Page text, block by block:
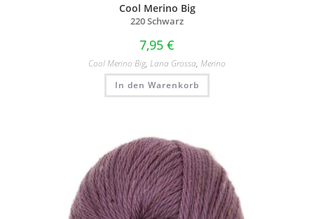
Cool Merino Big
220 Schwarz
7,95 €
Cool Merino Big, Lana Grossa, Merino
In den Warenkorb